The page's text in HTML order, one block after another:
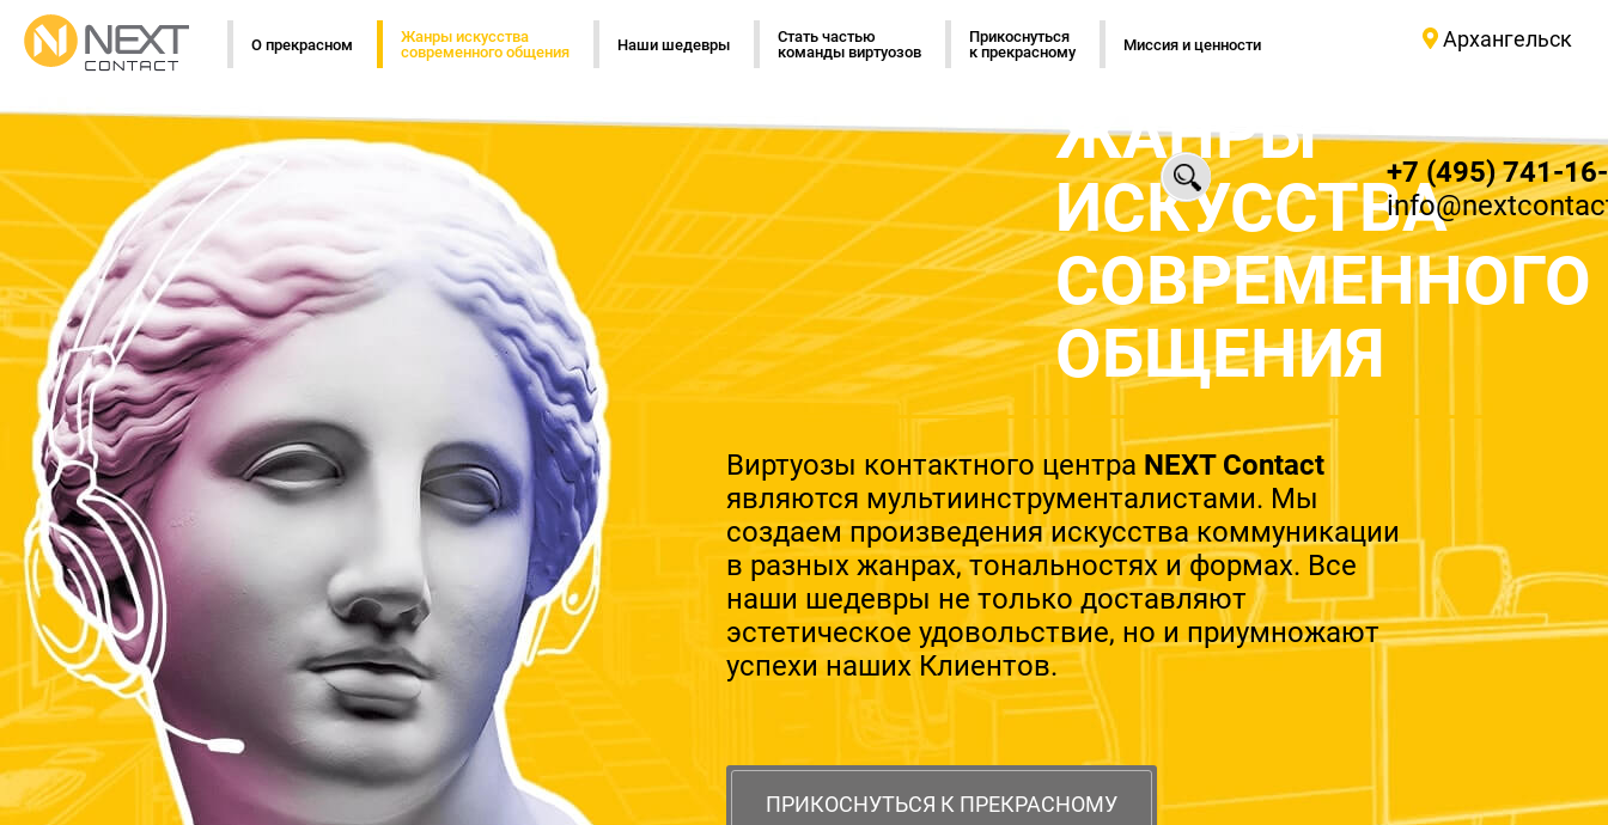
ЖАНРЫ
ИСКУССТВА
СОВРЕМЕННОГО
ОБЩЕНИЯ
Виртуозы контактного центра NEXT Contact
являются мультиинструменталистами. Мы
создаем произведения искусства коммуникации
в разных жанрах, тональностях и формах. Все
наши шедевры не только доставляют
эстетическое удовольствие, но и приумножают
успехи наших Клиентов.
ПРИКОСНУТЬСЯ К ПРЕКРАСНОМУ
+7 (495) 741-
Архангельск
О прекрасном
Жанры искусства
современного общения
Наши шедевры
Стать частью
команды виртуозов
Прикоснуться
к прекрасному
Миссия и ценности